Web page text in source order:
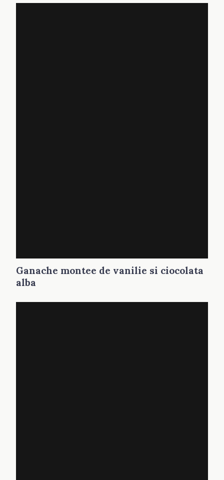
Ganache montee de vanilie si ciocolata
alba